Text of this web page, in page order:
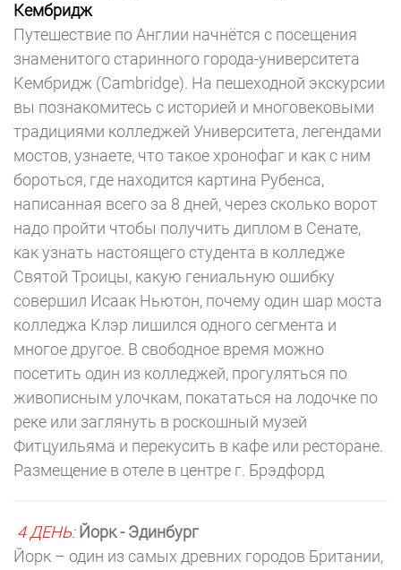
Кембридж
Путешествие по Англии начнётся с посещения
знаменитого старинного города-университета
Кембридж (Cambridge). На пешеходной экскурсии
вы познакомитесь с историей и многовековыми
традициями колледжей Университета, легендами
мостов, узнаете, что такое хронофаг и как с ним
бороться, где находится картина Рубенса,
написанная всего за 8 дней, через сколько ворот
надо пройти чтобы получить диплом в Сенате,
как узнать настоящего студента в колледже
Святой Троицы, какую гениальную ошибку
совершил Исаак Ньютон, почему один шар моста
колледжа Клэр лишился одного сегмента и
многое другое. В свободное время можно
посетить один из колледжей, прогуляться по
живописным улочкам, покататься на лодочке по
реке или заглянуть в роскошный музей
Фитцуильяма и перекусить в кафе или ресторане.
Размещение в отеле в центре г. Брэдфорд
4 ДЕНЬ: Йорк - Эдинбург
Йорк – один из самых древних городов Британии,